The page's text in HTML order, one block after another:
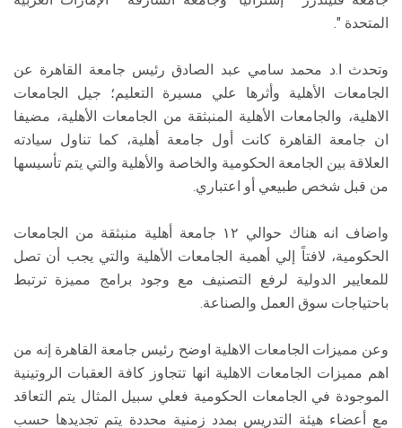
المتحدة ".
وتحدث ا.د محمد سامي عبد الصادق رئيس جامعة القاهرة عن
الجامعات الأهلية وأثرها علي مسيرة التعليم؛ جيل الجامعات
الاهلية، والجامعات الأهلية المنبثقة من الجامعات الأهلية، مضيفا
ان جامعة القاهرة كانت أول جامعة أهلية، كما تناول سيادته
العلاقة بين الجامعة الحكومية والخاصة والأهلية والتي يتم تأسيسها
من قبل شخص طبيعي أو اعتباري.
واضاف انه هناك حوالي ١٢ جامعة أهلية منبثقة من الجامعات
الحكومية، لافتاً إلي أهمية الجامعات الأهلية والتي يجب أن تصل
للمعايير الدولية لرفع التصنيف مع وجود برامج مميزة ترتبط
باحتياجات سوق العمل والصناعة.
وعن مميزات الجامعات الاهلية اوضح رئيس جامعة القاهرة إنه من
اهم مميزات الجامعات الاهلية انها تتجاوز كافة العقبات الروتينية
الموجودة في الجامعات الحكومية فعلي سبيل المثال يتم التعاقد
مع أعضاء هيئة التدريس بمدد زمنية محددة يتم تجديدها حسب